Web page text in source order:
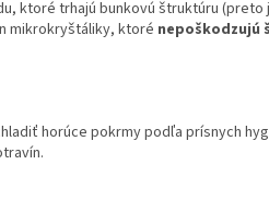
ktoré trhajú bunkovú štruktúru
mikrokryštáliky, ktoré nepoškodzujú
horúce pokrmy podľa prísnych